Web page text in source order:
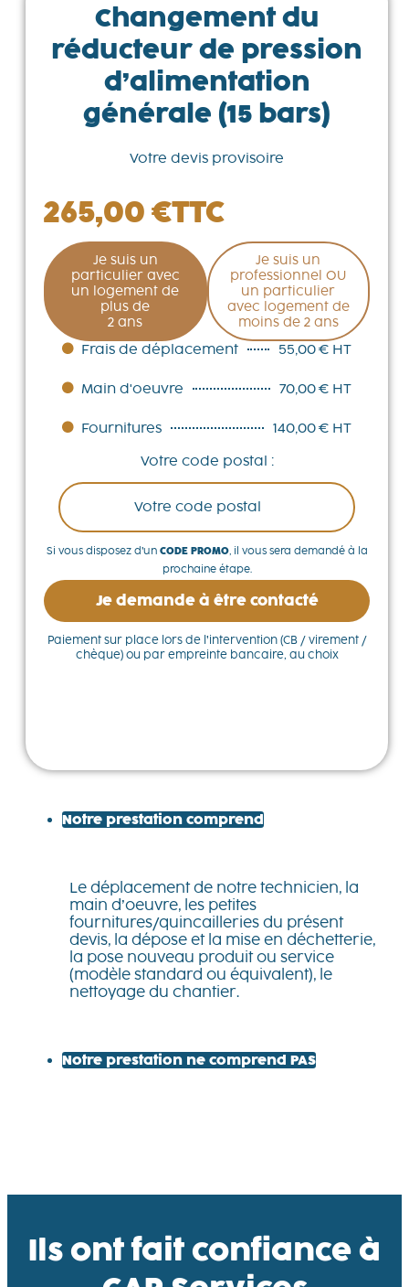
Changement du
réducteur de pression
d’alimentation
générale (15 bars)
Votre devis provisoire
265,00€TTC
Je suis un
particulier avec
un logement de
plus de
2 ans
Je suis un
professionnel OU
un particulier
avec logement de
moins de 2 ans
Frais de déplacement 55,00 € HT
Main d'oeuvre 70,00 € HT
Fournitures
140,00 € HT
Votre code postal :
Si vous disposez d’un CODE PROMO, il vous sera demandé à la
prochaine étape.
Je demande à être contacté
Paiement sur place lors de l’intervention (CB / virement /
chèque) ou par empreinte bancaire, au choix
Notre prestation comprend
Le déplacement de notre technicien, la
main d’oeuvre, les petites
fournitures/quincailleries du présent
devis, la dépose et la mise en déchetterie,
la pose nouveau produit ou service
(modèle standard ou équivalent), le
nettoyage du chantier.
Notre prestation ne comprend PAS
Ils ont fait confiance à